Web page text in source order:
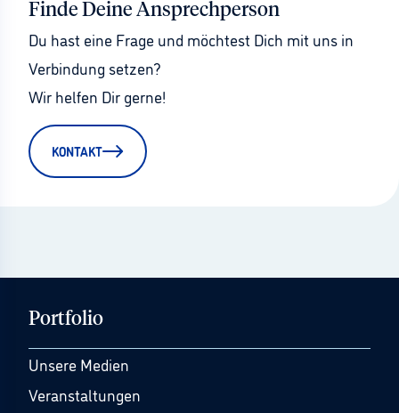
Finde Deine Ansprechperson
Du hast eine Frage und möchtest Dich mit uns in
Verbindung setzen?
Wir helfen Dir gerne!
KONTAKT
Portfolio
Unsere Medien
Veranstaltungen